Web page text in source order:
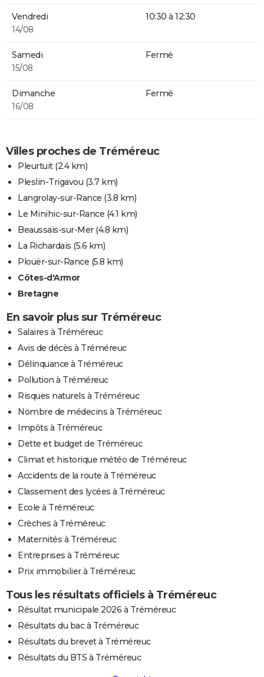
Vendredi
14/08
10:30 à 12:30
Samedi
15/08
Fermé
Dimanche
16/08
Fermé
Villes proches de Tréméreuc
Pleurtuit(2.4 km)
Pleslin-Trigavou (3.7 km)
Langrolay-sur-Rance (3.8 km)
Le Minihic-sur-Rance (4.1 km)
Beaussais-sur-Mer(4.8 km)
La Richardais (5.6 km)
Plouër-sur-Rance (5.8 km)
Côtes-d'Armor
Bretagne
En savoir plus sur Tréméreuc
Salaires à Tréméreuc
Avis de décès à Tréméreuc
Délinquance à Tréméreuc
Pollution à Tréméreuc
Risques naturels à Tréméreuc
Nombre de médecins à Tréméreuc
Impôts à Tréméreuc
Dette et budget de Tréméreuc
Climat et historique météo de Tréméreuc
Accidents de la route à Tréméreuc
Classement des lycées à Tréméreuc
Ecole à Tréméreuc
Crèches à Tréméreuc
Maternités à Tréméreuc
Entreprises à Tréméreuc
Prix immobilier à Tréméreuc
Tous les résultats officiels à Tréméreuc
Résultat municipale 2026 à Tréméreuc
Résultats du bac à Tréméreuc
Résultats du brevet à Tréméreuc
Résultats du BTS à Tréméreuc